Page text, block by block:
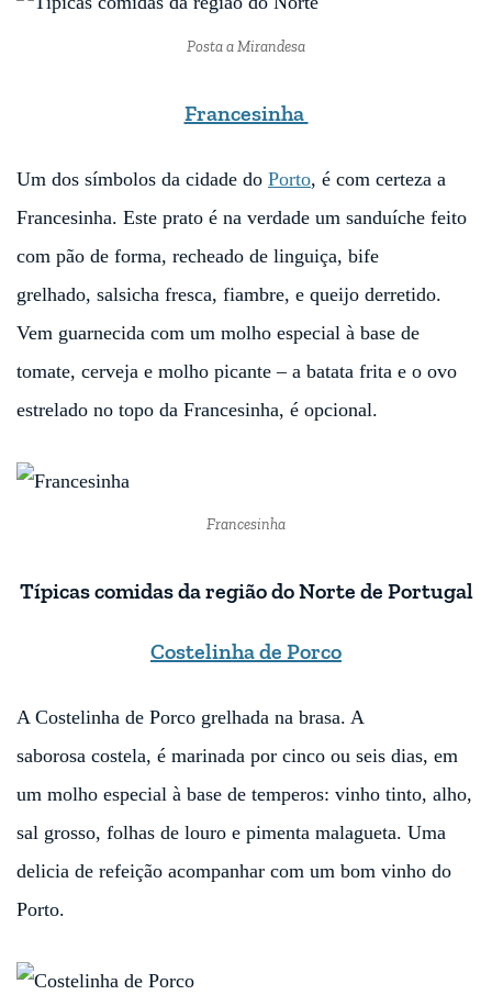
Posta a Mirandesa
Francesinha
Um dos símbolos da cidade do Porto, é com certeza a
Francesinha. Este prato é na verdade um sanduíche feito
com pão de forma, recheado de linguiça, bife
grelhado, salsicha fresca, fiambre, e queijo derretido.
Vem guarnecida com um molho especial à base de
tomate, cerveja e molho picante – a batata frita e o ovo
estrelado no topo da Francesinha, é opcional.
Francesinha
Típicas comidas da região do Norte de Portugal
Costelinha de Porco
A Costelinha de Porco grelhada na brasa. A
saborosa costela, é marinada por cinco ou seis dias, em
um molho especial à base de temperos: vinho tinto, alho,
sal grosso, folhas de louro e pimenta malagueta. Uma
delicia de refeição acompanhar com um bom vinho do
Porto.